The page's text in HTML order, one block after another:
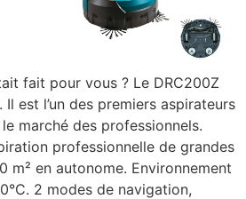
fait pour vous ? Le DRC200Z
est l’un des premiers aspirateurs
marché des professionnels.
professionnelle de grandes
m² en autonome. Environnement
2 modes de navigation,